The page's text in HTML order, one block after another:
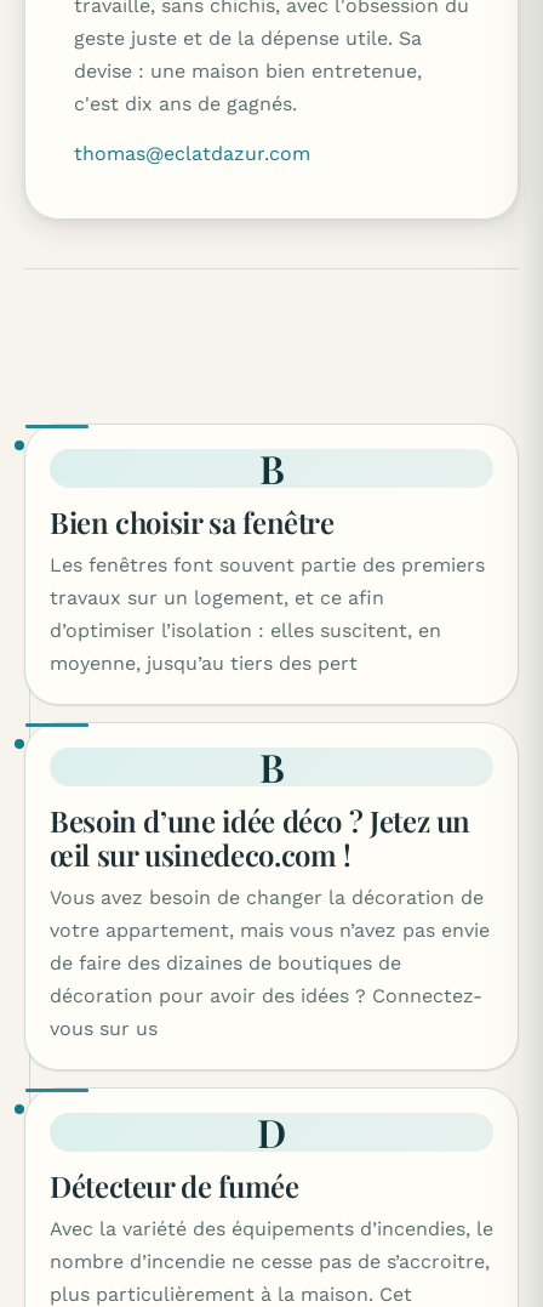
travaille, sans chichis, avec l'obsession du
geste juste et de la dépense utile. Sa
devise : une maison bien entretenue,
c'est dix ans de gagnés.
thomas@eclatdazur.com
B
Bien choisir sa fenêtre
Les fenêtres font souvent partie des premiers
travaux sur un logement, et ce afin
d’optimiser l’isolation : elles suscitent, en
moyenne, jusqu’au tiers des pert
B
Besoin d’une idée déco ? Jetez un
œil sur usinedeco.com !
Vous avez besoin de changer la décoration de
votre appartement, mais vous n’avez pas envie
de faire des dizaines de boutiques de
décoration pour avoir des idées ? Connectez-
vous sur us
D
Détecteur de fumée
Avec la variété des équipements d’incendies, le
nombre d’incendie ne cesse pas de s’accroitre,
plus particulièrement à la maison. Cet